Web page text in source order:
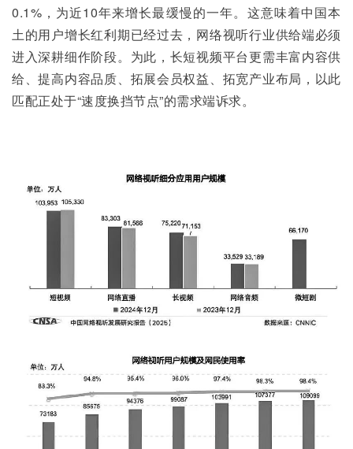
0.1%，为近10年来增长最缓慢的一年。这意味着中国本
土的用户增长红利期已经过去，网络视听行业供给端必须
进入深耕细作阶段。为此，长短视频平台更需丰富内容供
给、提高内容品质、拓展会员权益、拓宽产业布局，以此
匹配正处于“速度换挡节点”的需求端诉求。